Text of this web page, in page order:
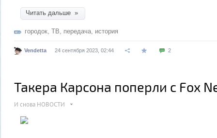
Читать дальше »
городок, ТВ, передача, история
Vendetta 24 сентября 2023, 02:44 2
Такера Карсона поперли с Fox
И снова НОВОСТИ